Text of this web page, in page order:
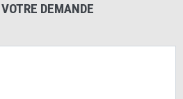
DEMANDE